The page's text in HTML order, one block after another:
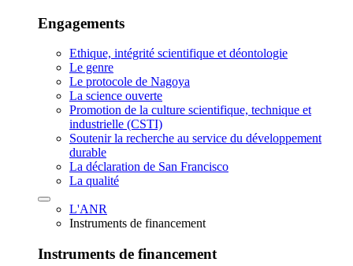
Engagements
Ethique, intégrité scientifique et déontologie
Le genre
Le protocole de Nagoya
La science ouverte
Promotion de la culture scientifique, technique et
industrielle (CSTI)
Soutenir la recherche au service du développement
durable
La déclaration de San Francisco
La qualité
L'ANR
Instruments de financement
Instruments de financement